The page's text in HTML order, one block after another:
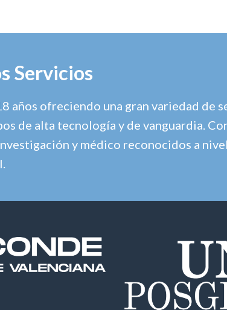
Servicios
años ofreciendo una gran variedad de
de alta tecnología y de vanguardia.
y médico reconocidos a